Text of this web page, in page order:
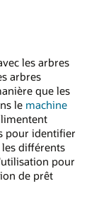
les arbres
arbres
que les
le machine
pour identifier
différents
pour
de prêt